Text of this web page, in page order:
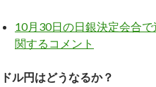
10月30日の日銀決定会合
関するコメント
ドル円はどうなるか？